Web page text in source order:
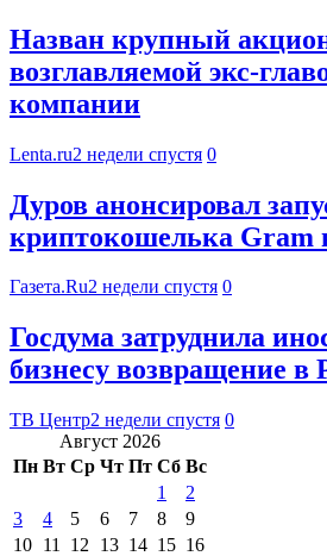
Назван крупный
возглавляемой экс-
компании
Lenta.ru2 недели спустя 0
Дуров анонсировал
криптокошелька Gram
Газета.Ru2 недели спустя 0
Госдума затруднила
бизнесу возвращение в
ТВ Центр2 недели спустя 0
Август 2026
Пн Вт Ср Чт Пт Сб Вс
1
2
3
4 5 6 7 8
9
10 11 12 13 14 15 16